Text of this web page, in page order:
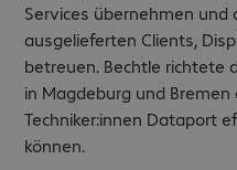
Services übernehmen
ausgelieferten Clients,
betreuen. Bechtle richtete
in Magdeburg und
Techniker:innen Dataport
können.